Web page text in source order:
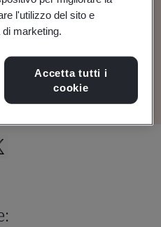
UE
l'utilizzo del sito e
marketing.
Accetta tutti i
cookie